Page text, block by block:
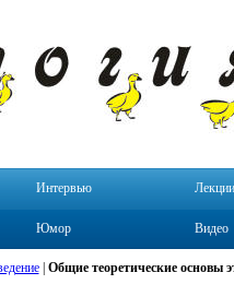
Интервью Лекции
Юмор Видео
| Общие теоретические основы